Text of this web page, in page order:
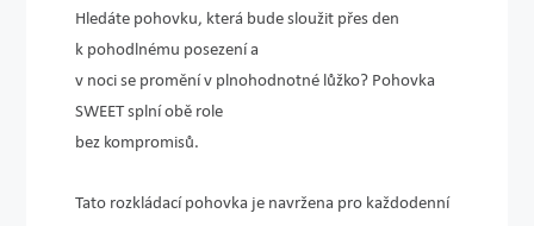
Hledáte pohovku, která bude sloužit přes den
k pohodlnému posezení a
v noci se promění v plnohodnotné lůžko? Pohovka
SWEET splní obě role
bez kompromisů.
Tato rozkládací pohovka je navržena pro každodenní